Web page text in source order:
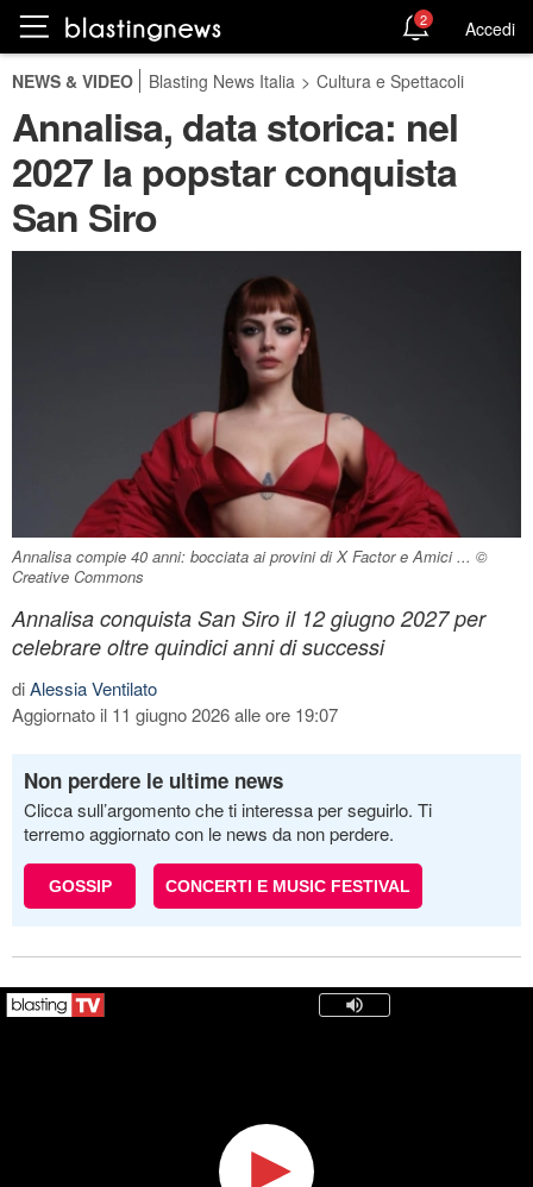
2 Accedi
NEWS & VIDEO Blasting News Italia > Cultura e Spettacoli
Annalisa, data storica: nel
2027 la popstar conquista
San Siro
Annalisa compie 40 anni: bocciata ai provini di X Factor e Amici ... ©
Creative Commons
Annalisa conquista San Siro il 12 giugno 2027 per
celebrare oltre quindici anni di successi
diAlessia Ventilato
Aggiornato il 11 giugno 2026 alle ore 19:07
Non perdere le ultime news
Clicca sull’argomento che ti interessa per seguirlo. Ti
terremo aggiornato con le news da non perdere.
GOSSIP CONCERTI E MUSIC FESTIVAL